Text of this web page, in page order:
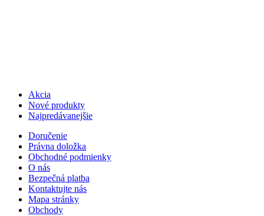
Akcia
Nové produkty
Najpredávanejšie
Doručenie
Právna doložka
Obchodné podmienky
O nás
Bezpečná platba
Kontaktujte nás
Mapa stránky
Obchody